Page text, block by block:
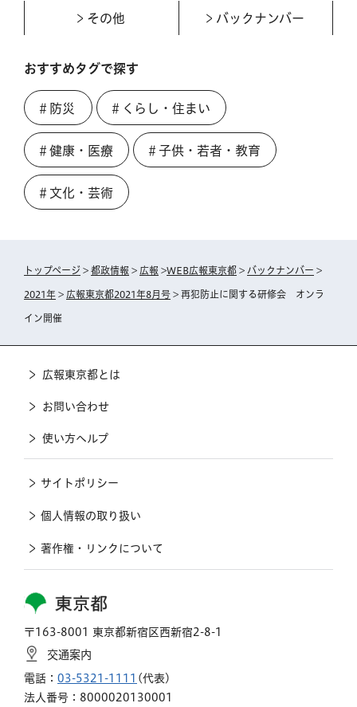
その他 バックナンバー
おすすめタグで探す
＃防災 ＃くらし・住まい
＃健康・医療 ＃子供・若者・教育
＃文化・芸術
トップページ > 都政情報 > 広報 >WEB広報東京都 > バックナンバー >
2021年 > 広報東京都2021年8月号 > 再犯防止に関する研修会 オンラ
イン開催
東京都
〒163-8001 東京都新宿区西新宿2-8-1
交通案内
電話： 03-5321-1111 (代表)
法人番号：8000020130001
広報東京都とは
お問い合わせ
使い方ヘルプ
サイトポリシー
個人情報の取り扱い
著作権・リンクについて